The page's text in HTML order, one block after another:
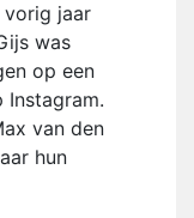
vorig jaar
was
op een
van den
hun